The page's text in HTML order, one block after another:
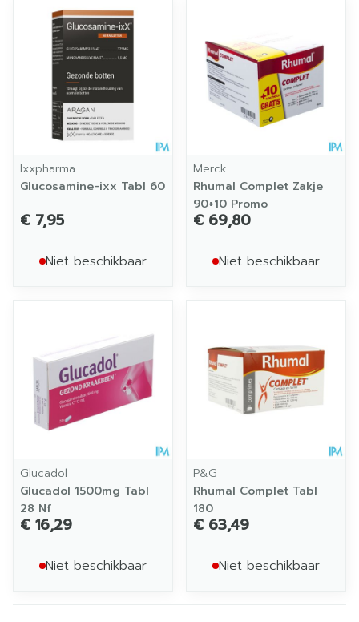
Ixxpharma
Glucosamine-ixx Tabl 60
€ 7,95
Niet beschikbaar
Merck
Rhumal Complet Zakje
90+10 Promo
€ 69,80
Niet beschikbaar
Glucadol
Glucadol 1500mg Tabl
28 Nf
€ 16,29
Niet beschikbaar
P&G
Rhumal Complet Tabl
180
€ 63,49
Niet beschikbaar